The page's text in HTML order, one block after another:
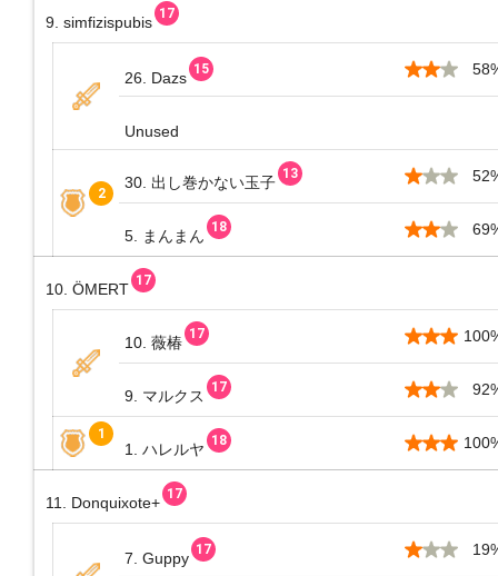
9. simfizispubis
26. Dazs
Unused
30. 出し巻かない玉子
5. まんまん
10. ÖMERT
10. 薇椿
9. マルクス
1. ハレルヤ
11. Donquixote+
7. Guppy